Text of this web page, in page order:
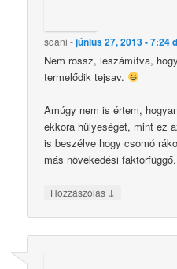
sdani -június 27, 2013 - 7:24
Nem rossz, leszámítva,
termelődik tejsav.
Amúgy nem is értem,
ekkora hülyeséget, mint ez
is beszélve hogy csomó
más növekedési faktorfüggő.
Hozzászólás ↓